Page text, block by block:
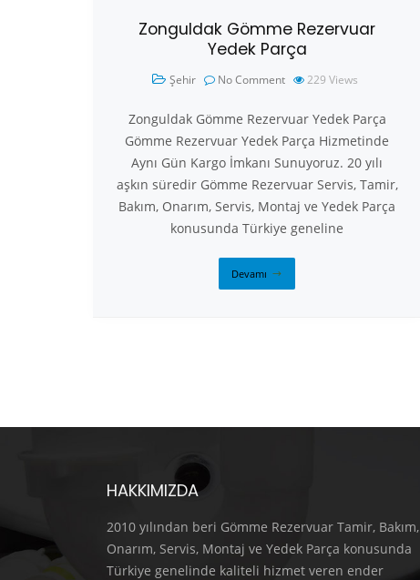
Zonguldak Gömme Rezervuar
Yedek Parça
Şehir No Comment 229 Views
Zonguldak Gömme Rezervuar Yedek Parça
Gömme Rezervuar Yedek Parça Hizmetinde
Aynı Gün Kargo İmkanı Sunuyoruz. 20 yılı
aşkın süredir Gömme Rezervuar Servis, Tamir,
Bakım, Onarım, Servis, Montaj ve Yedek Parça
konusunda Türkiye geneline
Devamı
HAKKIMIZDA
2010 yılından beri Gömme Rezervuar Tamir, Bakım,
Onarım, Servis, Montaj ve Yedek Parça konusunda
Türkiye genelinde kaliteli hizmet veren ender